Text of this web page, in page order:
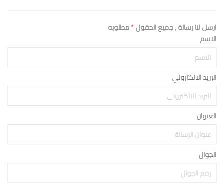
ارسل لنا رسالة , جميع الحقول*مطلوبه
الاسم
البريد الالكتروني
العنوان
الجوال